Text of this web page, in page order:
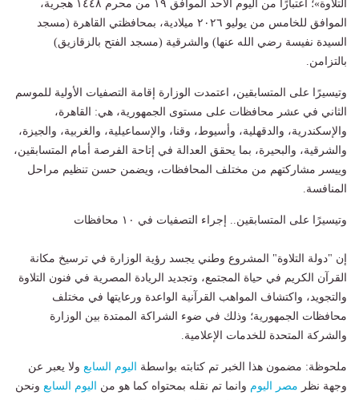
التلاوة»؛ اعتبارًا من اليوم الأحد الموافق ١٩ من محرم ١٤٤٨ هجرية،
الموافق للخامس من يوليو ٢٠٢٦ ميلادية، بمحافظتي القاهرة (مسجد
السيدة نفيسة رضي الله عنها) والشرقية (مسجد الفتح بالزقازيق)
بالتزامن.
وتيسيرًا على المتسابقين، اعتمدت الوزارة إقامة التصفيات الأولية للموسم
الثاني في عشر محافظات على مستوى الجمهورية، هي: القاهرة،
والإسكندرية، والدقهلية، وأسيوط، وقنا، والإسماعيلية، والغربية، والجيزة،
والشرقية، والبحيرة، بما يحقق العدالة في إتاحة الفرصة أمام المتسابقين،
وييسر مشاركتهم من مختلف المحافظات، ويضمن حسن تنظيم مراحل
المنافسة.
وتيسيرًا على المتسابقين.. إجراء التصفيات في ١٠ محافظات
إن "دولة التلاوة" المشروع وطني يجسد رؤية الوزارة في ترسيخ مكانة
القرآن الكريم في حياة المجتمع، وتجديد الريادة المصرية في فنون التلاوة
والتجويد، واكتشاف المواهب القرآنية الواعدة ورعايتها في مختلف
محافظات الجمهورية؛ وذلك في ضوء الشراكة الممتدة بين الوزارة
والشركة المتحدة للخدمات الإعلامية.
ملحوظة: مضمون هذا الخبر تم كتابته بواسطة اليوم السابع ولا يعبر عن
وجهة نظر مصر اليوم وانما تم نقله بمحتواه كما هو من اليوم السابع ونحن